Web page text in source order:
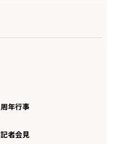
周年行事
記者会見